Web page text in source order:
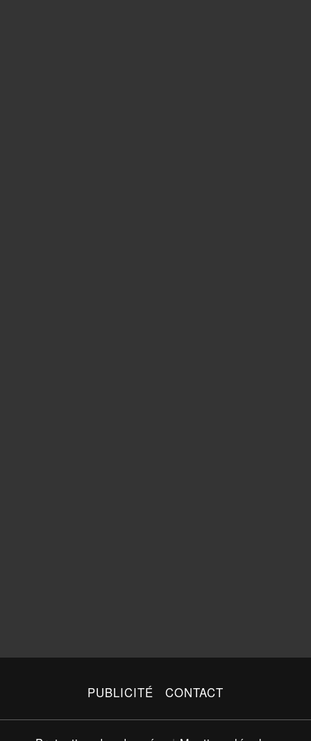
PUBLICITÉ CONTACT